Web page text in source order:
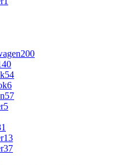
200
54
6
57
5
13
37